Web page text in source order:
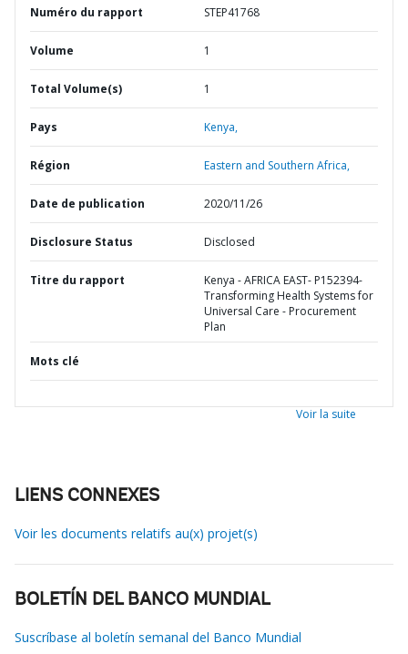
Numéro du rapport STEP41768
Volume 1
Total Volume(s) 1
Pays Kenya,
Région Eastern and Southern Africa,
Date de publication 2020/11/26
Disclosure Status Disclosed
Titre du rapport
Kenya - AFRICA EAST- P152394-
Transforming Health Systems for
Universal Care - Procurement
Plan
Mots clé
Voir la suite
LIENS CONNEXES
Voir les documents relatifs au(x) projet(s)
BOLETÍN DEL BANCO MUNDIAL
Suscríbase al boletín semanal del Banco Mundial